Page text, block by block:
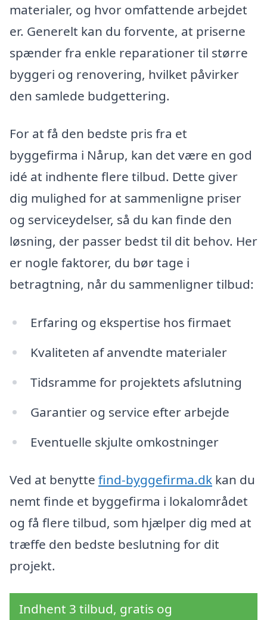
materialer, og hvor omfattende arbejdet
er. Generelt kan du forvente, at priserne
spænder fra enkle reparationer til større
byggeri og renovering, hvilket påvirker
den samlede budgettering.
For at få den bedste pris fra et
byggefirma i Nårup, kan det være en god
idé at indhente flere tilbud. Dette giver
dig mulighed for at sammenligne priser
og serviceydelser, så du kan finde den
løsning, der passer bedst til dit behov. Her
er nogle faktorer, du bør tage i
betragtning, når du sammenligner tilbud:
Erfaring og ekspertise hos firmaet
Kvaliteten af anvendte materialer
Tidsramme for projektets afslutning
Garantier og service efter arbejde
Eventuelle skjulte omkostninger
Ved at benytte find-byggefirma.dk kan du
nemt finde et byggefirma i lokalområdet
og få flere tilbud, som hjælper dig med at
træffe den bedste beslutning for dit
projekt.
Indhent 3 tilbud, gratis og